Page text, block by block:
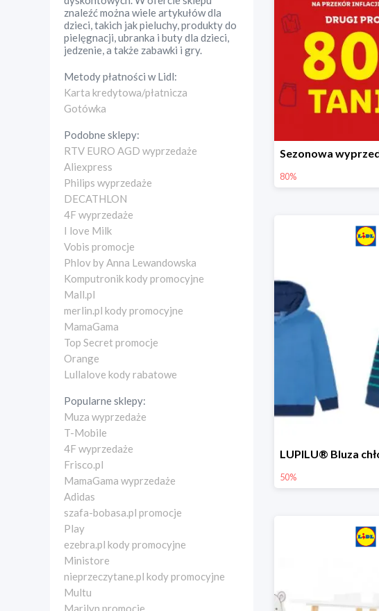
znaleźć można wiele artykułów dla
dzieci, takich jak pieluchy, produkty do
pielęgnacji, ubranka i buty dla dzieci,
jedzenie, a także zabawki i gry.
Metody płatności wLidl:
Karta kredytowa/płatnicza
Gotówka
Podobne sklepy:
RTV EURO AGD wyprzedaże
Aliexpress
Philips wyprzedaże
DECATHLON
4F wyprzedaże
I love Milk
Vobis promocje
Phlov by Anna Lewandowska
Komputronik kody promocyjne
Mall.pl
merlin.pl kody promocyjne
MamaGama
Top Secret promocje
Orange
Lullalove kody rabatowe
Popularne sklepy:
Muza wyprzedaże
T-Mobile
4F wyprzedaże
Frisco.pl
MamaGama wyprzedaże
Adidas
szafa-bobasa.pl promocje
Play
ezebra.pl kody promocyjne
Ministore
nieprzeczytane.pl kody promocyjne
Multu
Marilyn promocje
80%
50%